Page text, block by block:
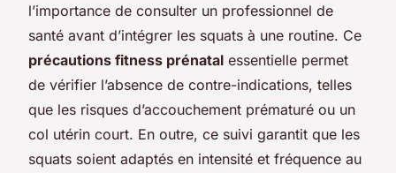
l’importance de consulter un professionnel de
santé avant d’intégrer les squats à une routine. Ce
précautions fitness prénatal essentielle permet
de vérifier l’absence de contre-indications, telles
que les risques d’accouchement prématuré ou un
col utérin court. En outre, ce suivi garantit que les
squats soient adaptés en intensité et fréquence au